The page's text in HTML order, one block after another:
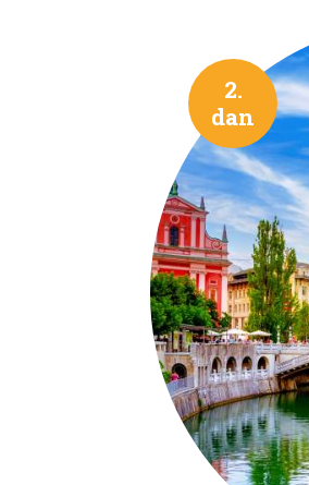
2.
dan